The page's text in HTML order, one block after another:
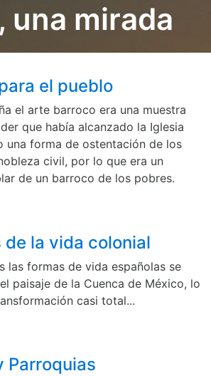
una mirada
el pueblo
el arte barroco era una muestra
que había alcanzado la Iglesia
una forma de ostentación de los
civil, por lo que era un
de un barroco de los pobres.
de la vida colonial
las formas de vida españolas se
paisaje de la Cuenca de México, lo
casi total...
Parroquias